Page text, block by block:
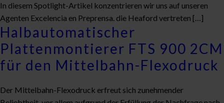
In diesem Spotlight-Artikel konzentrieren wir uns auf unseren
Agenten Excelencia en Preprensa. die Heaford vertreten […]
Halbautomatischer
Plattenmontierer FTS 900 2CM
für den Mittelbahn-Flexodruck
Der Mittelbahn-Flexodruck erfreut sich zunehmender